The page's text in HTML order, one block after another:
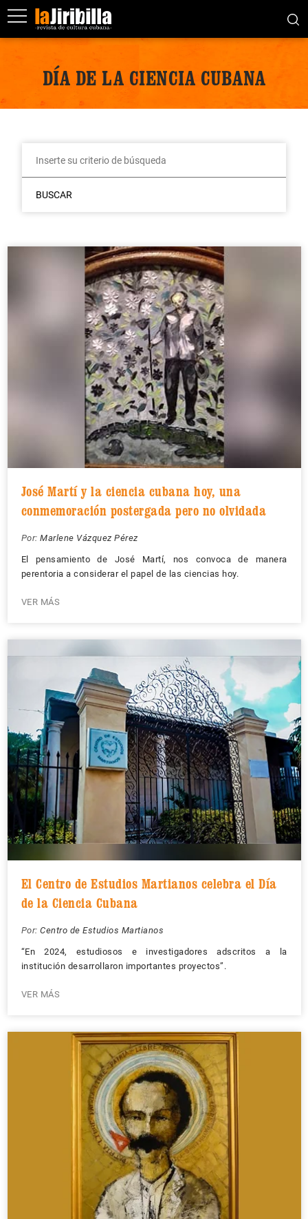
DÍA DE LA CIENCIA CUBANA
BUSCAR
José Martí y la ciencia cubana hoy, una
conmemoración postergada pero no olvidada
Por: Marlene Vázquez Pérez
El pensamiento de José Martí, nos convoca de manera
perentoria a considerar el papel de las ciencias hoy.
VER MÁS
El Centro de Estudios Martianos celebra el Día
de la Ciencia Cubana
Por: Centro de Estudios Martianos
“En 2024, estudiosos e investigadores adscritos a la
institución desarrollaron importantes proyectos”.
VER MÁS